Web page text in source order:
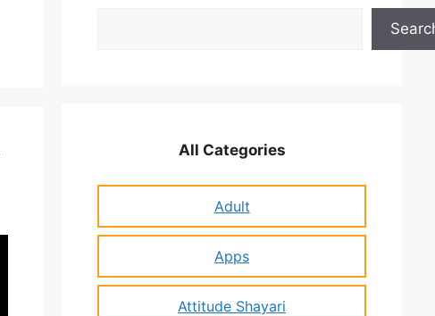
All Categories
Adult
Apps
Attitude Shayari